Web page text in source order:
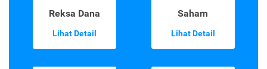
Reksa Dana
Lihat Detail
Saham
Lihat Detail